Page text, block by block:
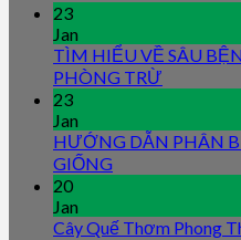
23
Jan
TÌM HIỂU VỀ SÂU
PHÒNG TRỪ
23
Jan
HƯỚNG DẪN PHÂN
GIỐNG
20
Jan
Cây Quế Thơm Phong